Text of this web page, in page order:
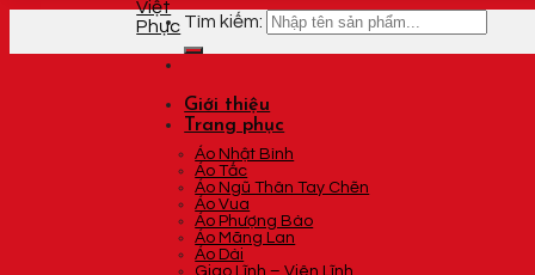
Giới thiệu
Trang phục
Áo Nhật Bình
Áo Tấc
Áo Ngũ Thân Tay Chẽn
Áo Vua
Áo Phượng Bào
Áo Mãng Lan
Áo Dài
Giao Lĩnh – Viên Lĩnh
Tìm kiếm: